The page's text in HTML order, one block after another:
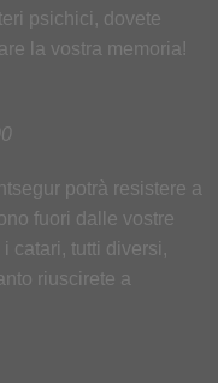
psichici, dovete
la vostra memoria!
potrà resistere a
fuori dalle vostre
catari, tutti diversi,
riuscirete a